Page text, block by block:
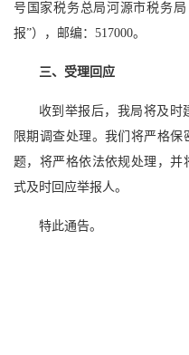
号国家税务总局河源市税务
报”），邮编：517000。
三、受理回应
收到举报后，我局将及时
限期调查处理。我们将严格保
题，将严格依法依规处理，
式及时回应举报人。
特此通告。